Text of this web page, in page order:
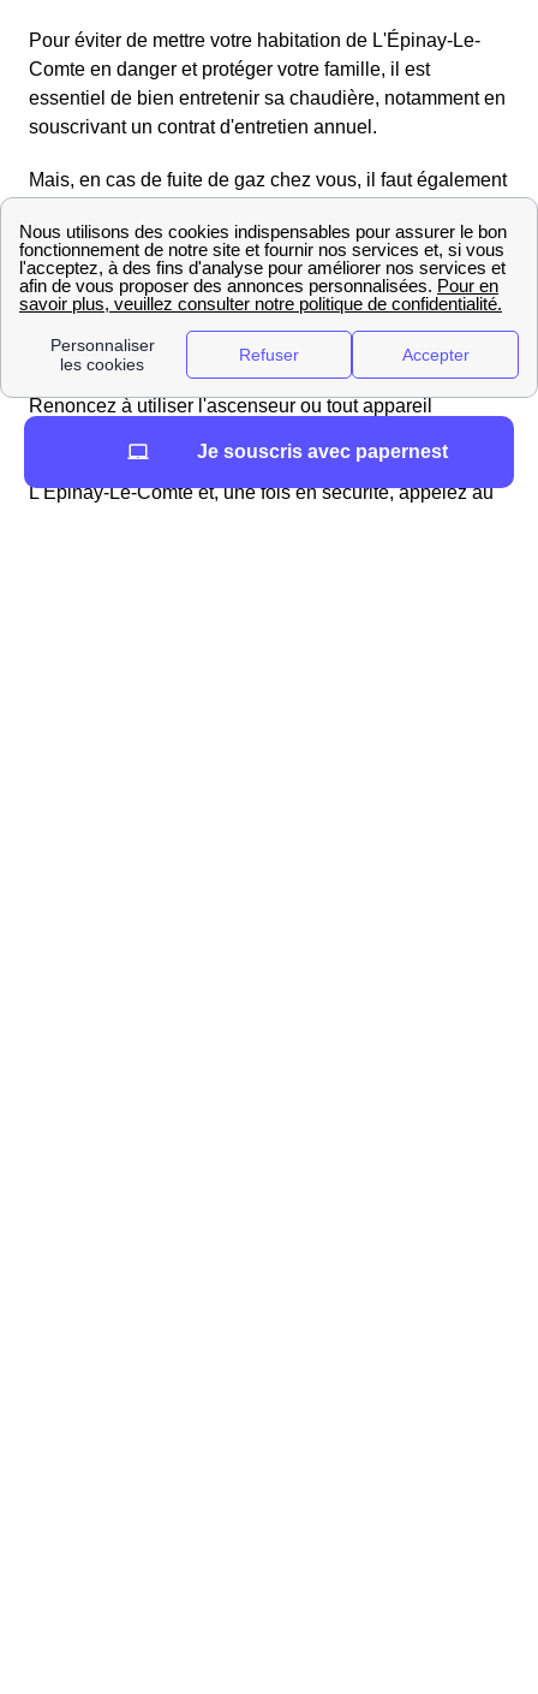
Pour éviter de mettre votre habitation de L'Épinay-Le-
Comte en danger et protéger votre famille, il est
essentiel de bien entretenir sa chaudière, notamment en
souscrivant un contrat d'entretien annuel.
Mais, en cas de fuite de gaz chez vous, il faut également
mettre votre famille en sécurité au plus vite.
🚨 Si vous avez le moindre doute ou sentez une odeur
anormale que vous identifiez comme une odeur de gaz
ou de soufre, coupez immédiatement l'arrivée de gaz de
votre logement l'Epi-Contois et aérez-le aussitôt.
Renoncez à utiliser l'ascenseur ou tout appareil
même minimes. Surtout,quittez votre logementà
L'Épinay-Le-Comte et, une fois en sécurité, appelez au
Je souscris avec papernest